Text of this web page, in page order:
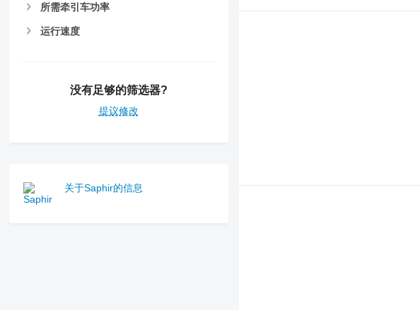
所需牵引车功率
运行速度
没有足够的筛选器?
提议修改
关于Saphir的信息